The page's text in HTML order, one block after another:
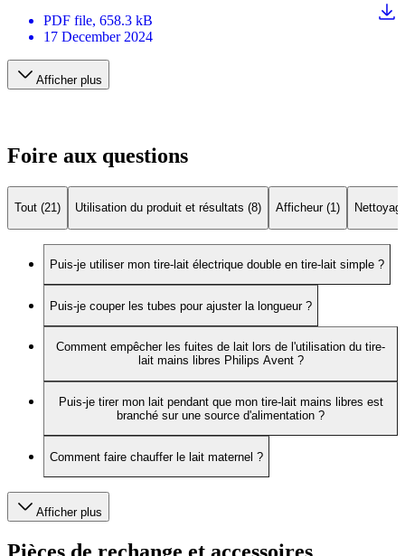
PDF file, 658.3 kB
17 December 2024
Afficher plus
Foire aux questions
Tout (21) Utilisation du produit et résultats (8) Afficheur (1)
Puis-je utiliser mon tire-lait électrique double en tire-lait simple ?
Puis-je couper les tubes pour ajuster la longueur ?
Comment empêcher les fuites de lait lors de l'utilisation du tire-
lait mains libres Philips Avent ?
Puis-je tirer mon lait pendant que mon tire-lait mains libres est
branché sur une source d'alimentation ?
Comment faire chauffer le lait maternel ?
Afficher plus